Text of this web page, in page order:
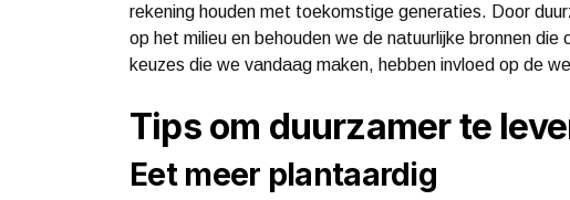
rekening houden met toekomstige generaties. Door
op het milieu en behouden we de natuurlijke bronnen
keuzes die we vandaag maken, hebben invloed op de
Tips om duurzamer te
Eet meer plantaardig